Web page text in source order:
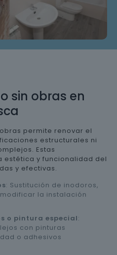
sin obras en
permite renovar el
estructurales ni
Estas
estética y funcionalidad del
y efectivas.
: Sustitución de inodoros,
la instalación
o pintura especial:
con pinturas
o adhesivos